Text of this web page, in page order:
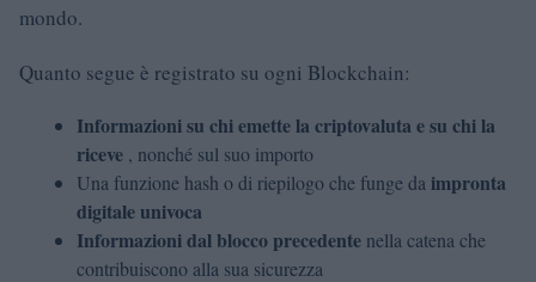
mondo.
Quanto segue è registrato su ogni Blockchain:
Informazioni su chi emette la criptovaluta e su chi la
riceve , nonché sul suo importo
Una funzione hash o di riepilogo che funge da impronta
digitale univoca
Informazioni dal blocco precedente nella catena che
contribuiscono alla sua sicurezza